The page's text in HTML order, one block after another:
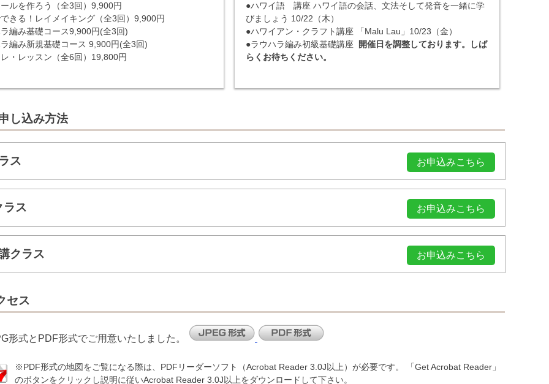
ルを作ろう（全3回）9,900円
きる！レイメイキング（全3回）9,900円
編み基礎コース9,900円(全3回)
編み新規基礎コース 9,900円(全3回)
・レッスン（全6回）19,800円
●ハワイ語 講座 ハワイ語の会話、文法そして発音を一緒に学
びましょう 10/22（木）
●ハワイアン・クラフト講座 「Malu Lau」10/23（金）
●ラウハラ編み初級基礎講座
開催日を調整しております。しば
らくお待ちください。
し込み方法
ス お申込みこちら
ス お申込みこちら
クラス お申込みこちら
セス
形式とPDF形式でご用意いたしました。
※PDF形式の地図をご覧になる際は、PDFリーダーソフト（Acrobat Reader 3.0J以上）が必要です。 「Get Acrobat Reader」
のボタンをクリックし説明に従いAcrobat Reader 3.0J以上をダウンロードして下さい。